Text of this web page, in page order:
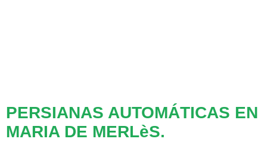
PERSIANAS AUTOMÁTICAS EN
MARIA DE MERLèS.